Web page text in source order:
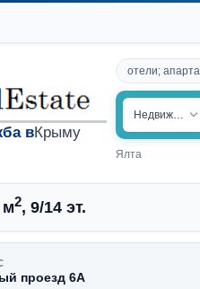
вКрыму
отели;
Ялта
м2, 9/14 эт.
проезд 6А